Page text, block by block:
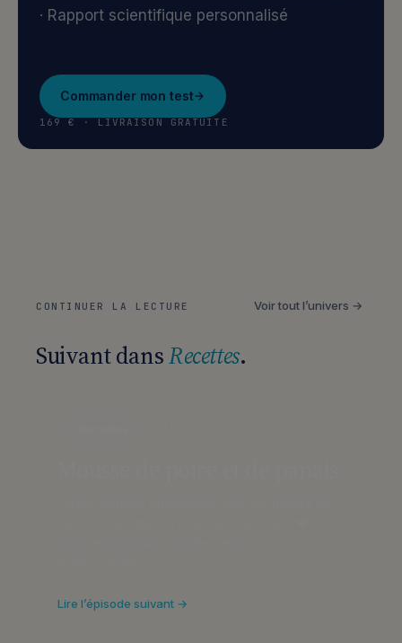
· Rapport scientifique personnalisé
Commander mon test
169 € · LIVRAISON GRATUITE
CONTINUER LA LECTURE Voir tout l’univers →
Suivant dansRecettes.
Lire l’épisode suivant →